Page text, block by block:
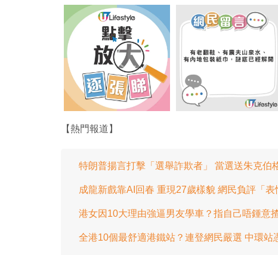
【熱門報道】
特朗普揚言打擊「選舉詐欺者」 當選送朱克伯
成龍新戲靠AI回春 重現27歲樣貌 網民負評「表
港女因10大理由強逼男友學車？指自己唔鍾意
全港10個最舒適港鐵站？連登網民嚴選 中環站